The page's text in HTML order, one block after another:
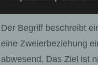
verteidigen sich gegen
Der Begriff beschreibt
eine Zweierbeziehung
abwesend. Das Ziel ist